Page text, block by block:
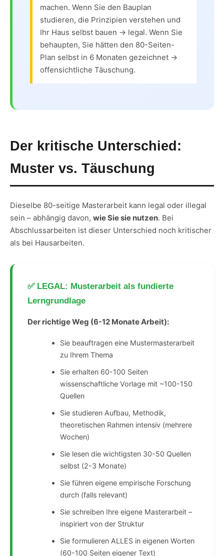
machen. Wenn Sie den Bauplan
studieren, die Prinzipien verstehen und
Ihr Haus selbst bauen → legal. Wenn Sie
behaupten, Sie hätten den 80-Seiten-
Plan selbst in 6 Monaten gezeichnet →
offensichtliche Täuschung.
Der kritische Unterschied:
Muster vs. Täuschung
Dieselbe 80-seitige Masterarbeit kann legal oder illegal
sein – abhängig davon, wie Sie sie nutzen. Bei
Abschlussarbeiten ist dieser Unterschied noch kritischer
als bei Hausarbeiten.
✅ LEGAL: Musterarbeit als fundierte
Lerngrundlage
Der richtige Weg (6-12 Monate Arbeit):
Sie beauftragen eine Mustermasterarbeit
zu Ihrem Thema
Sie erhalten 60-100 Seiten
wissenschaftliche Vorlage mit ~100-150
Quellen
Sie studieren Aufbau, Methodik,
theoretischen Rahmen intensiv (mehrere
Wochen)
Sie lesen die wichtigsten 30-50 Quellen
selbst (2-3 Monate)
Sie führen eigene empirische Forschung
durch (falls relevant)
Sie schreiben Ihre eigene Masterarbeit –
inspiriert von der Struktur
Sie formulieren ALLES in eigenen Worten
(60-100 Seiten eigener Text)